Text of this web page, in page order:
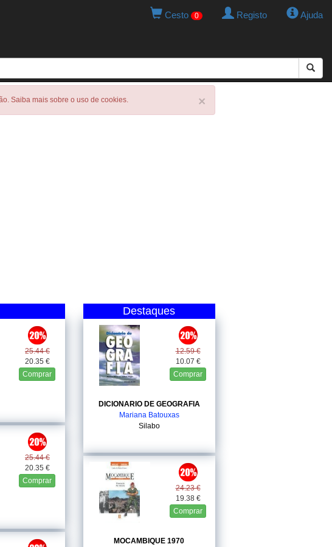
Cesto 0 Registo Ajuda
×
Saiba mais sobre o uso de cookies.
25.44 €
20.35 €
Comprar
25.44 €
20.35 €
Comprar
Destaques
12.59 €
10.07 €
Comprar
DICIONARIO DE GEOGRAFIA
Mariana Batouxas
Silabo
24.23 €
19.38 €
Comprar
MOCAMBIQUE 1970